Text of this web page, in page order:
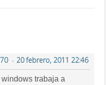
- 20 febrero, 2011 22:46
trabaja a